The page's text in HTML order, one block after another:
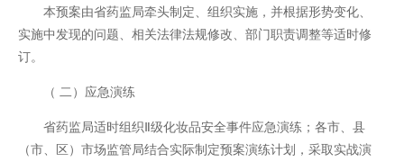
本预案由省药监局牵头制定、组织实施，并根据形势变化、
实施中发现的问题、相关法律法规修改、部门职责调整等适时修
订。
（ 二）应急演练
省药监局适时组织Ⅱ级化妆品安全事件应急演练；各市、县
（市、区）市场监管局结合实际制定预案演练计划，采取实战演